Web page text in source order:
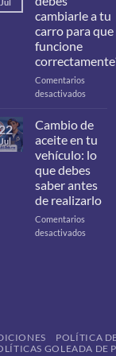
Jul
cambiarle a tu
carro para que
funcione
Comentarios
desactivados
filtros
a
tu
carro
para
Jul
Cambio de
aceite en tu
vehículo: lo
que debes
saber antes
de realizarlo
Comentarios
desactivados
que
debes
POLÍTICA
GOLEADA DE